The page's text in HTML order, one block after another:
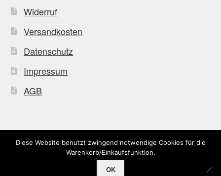
Widerruf
Versandkosten
Datenschutz
Impressum
AGB
© Uffkleba 2026
Diese Website benutzt zwingend notwendige Cookies für die
Warenkorb/Einkaufsfunktion.
OK